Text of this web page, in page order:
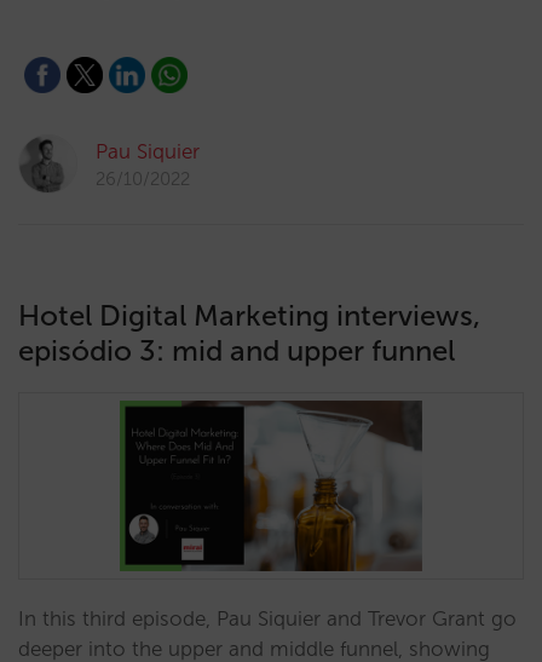
Pau Siquier
26/10/2022
Hotel Digital Marketing interviews,
episódio 3: mid and upper funnel
In this third episode, Pau Siquier and Trevor Grant go
deeper into the upper and middle funnel, showing